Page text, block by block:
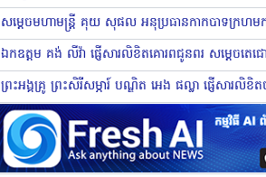
ឯកឧត្តម គង់ លីវ៉ា ផ្ញើសារលិខិតគោរពជូនពរ សម្ដេចតេ